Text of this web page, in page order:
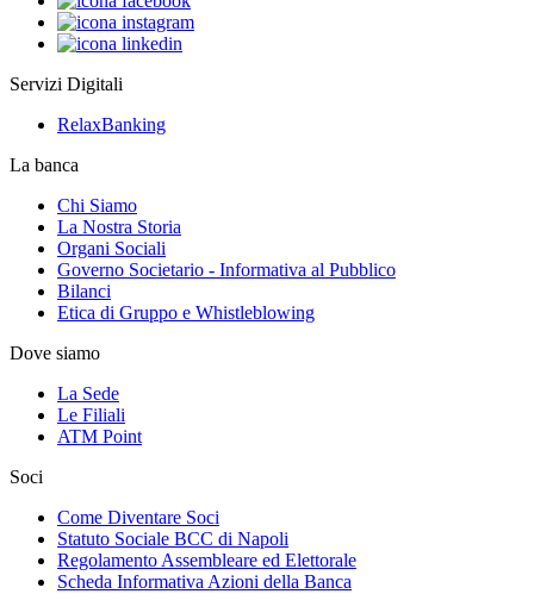
Servizi Digitali
RelaxBanking
La banca
Chi Siamo
La Nostra Storia
Organi Sociali
Governo Societario - Informativa al Pubblico
Bilanci
Etica di Gruppo e Whistleblowing
Dove siamo
La Sede
Le Filiali
ATM Point
Soci
Come Diventare Soci
Statuto Sociale BCC di Napoli
Regolamento Assembleare ed Elettorale
Scheda Informativa Azioni della Banca